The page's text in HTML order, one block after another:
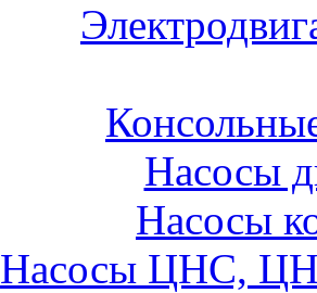
Насосы
Насосы
Насосы ЦНС,